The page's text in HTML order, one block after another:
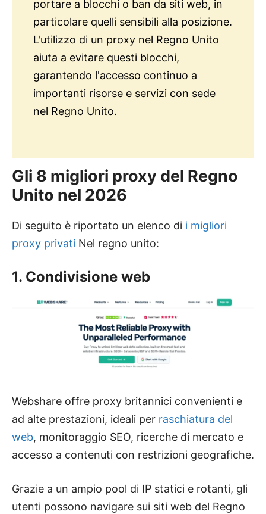
portare a blocchi o ban da siti web, in
particolare quelli sensibili alla posizione.
L'utilizzo di un proxy nel Regno Unito
aiuta a evitare questi blocchi,
garantendo l'accesso continuo a
importanti risorse e servizi con sede
nel Regno Unito.
Gli 8 migliori proxy del Regno
Unito nel 2026
Di seguito è riportato un elenco di i migliori
proxy privati Nel regno unito:
1. Condivisione web
Webshare offre proxy britannici convenienti e
ad alte prestazioni, ideali per raschiatura del
web, monitoraggio SEO, ricerche di mercato e
accesso a contenuti con restrizioni geografiche.
Grazie a un ampio pool di IP statici e rotanti, gli
utenti possono navigare sui siti web del Regno